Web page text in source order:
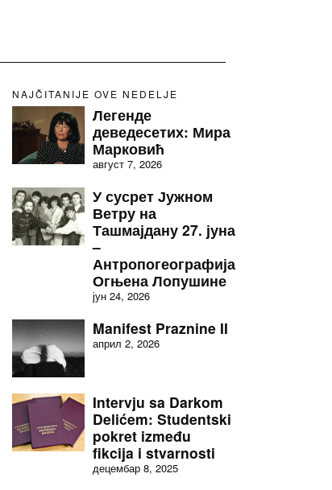
NAJČITANIJE OVE NEDELJE
Легенде
деведесетих: Мира
Марковић
август 7, 2026
У сусрет Јужном
Ветру на
Ташмајдану 27. јуна
–
Антропогеографија
Огњена Лопушине
јун 24, 2026
Manifest Praznine II
април 2, 2026
Intervju sa Darkom
Delićem: Studentski
pokret između
fikcija i stvarnosti
децембар 8, 2025